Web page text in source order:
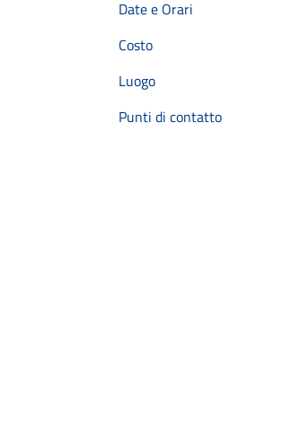
Date e Orari
Costo
Luogo
Punti di contatto